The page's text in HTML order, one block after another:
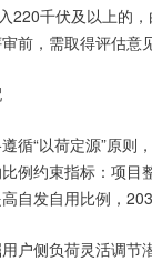
220千伏及以上的
前，需取得评估意见
循“以荷定源”原则
例约束指标：项
自发自用比例，
户侧负荷灵活调节